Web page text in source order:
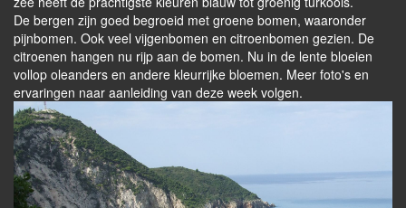
De bergen zijn goed begroeid met groene bomen, waaronder
pijnbomen. Ook veel vijgenbomen en citroenbomen gezien. De
citroenen hangen nu rijp aan de bomen. Nu in de lente bloeien
vollop oleanders en andere kleurrijke bloemen. Meer foto's en
ervaringen naar aanleiding van deze week volgen.